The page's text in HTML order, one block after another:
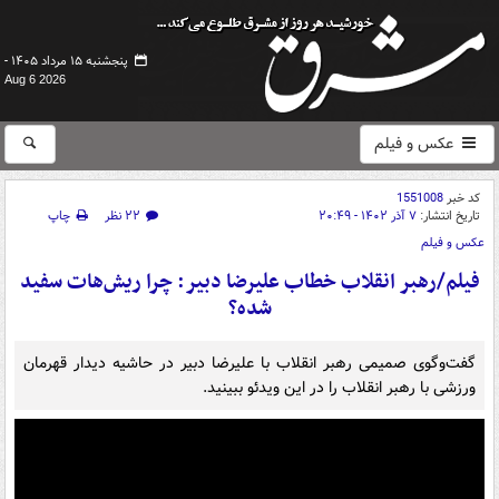
پنجشنبه ۱۵ مرداد ۱۴۰۵ -
Aug 6 2026
عکس و فیلم
کد خبر1551008
تاریخ انتشار: ۷ آذر ۱۴۰۲ - ۲۰:۴۹ ۲۲ نظر
چاپ
عکس و فیلم
فیلم/رهبر انقلاب خطاب علیرضا دبیر: چرا ریش‌هات سفید
شده؟
گفت‌وگوی صمیمی رهبر انقلاب با علیرضا دبیر در حاشیه دیدار قهرمان
ورزشی با رهبر انقلاب را در این ویدئو ببینید.